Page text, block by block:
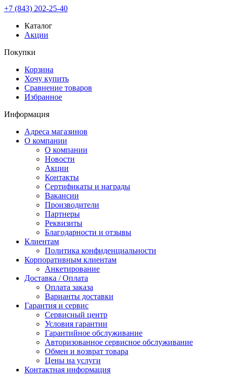
+7 (843) 202-25-40
Каталог
Акции
Покупки
Корзина
Хочу купить
Сравнение товаров
Избранное
Информация
Адреса магазинов
О компании
О компании
Новости
Акции
Контакты
Сертификаты и награды
Вакансии
Производители
Партнеры
Реквизиты
Благодарности и отзывы
Клиентам
Политика конфиденциальности
Корпоративным клиентам
Анкетирование
Доставка / Оплата
Оплата заказа
Варианты доставки
Гарантия и сервис
Сервисный центр
Условия гарантии
Гарантийное обслуживание
Авторизованное сервисное обслуживание
Обмен и возврат товара
Цены на услуги
Контактная информация